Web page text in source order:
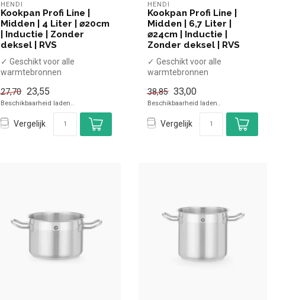
HENDI
Kookpan Profi Line |
Midden | 4 Liter | ⌀20cm
| Inductie | Zonder
deksel | RVS
✓ Geschikt voor alle
warmtebronnen
handgrepen
x Zonder dekse...
27,70 23,55
Beschikbaarheid laden..
Vergelijk
HENDI
Kookpan Profi Line |
Midden | 6,7 Liter |
⌀24cm | Inductie |
Zonder deksel | RVS
✓ Geschikt voor alle
warmtebronnen
handgrepen
x Zonder dekse...
38,85 33,00
Beschikbaarheid laden..
Vergelijk